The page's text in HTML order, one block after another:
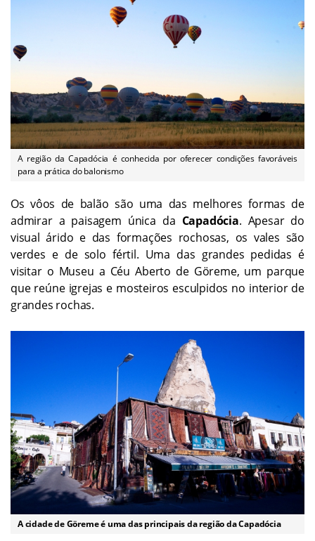
A região da Capadócia é conhecida por oferecer condições favoráveis
para a prática do balonismo
Os vôos de balão são uma das melhores formas de
admirar a paisagem única da Capadócia. Apesar do
visual árido e das formações rochosas, os vales são
verdes e de solo fértil. Uma das grandes pedidas é
visitar o Museu a Céu Aberto de Göreme, um parque
que reúne igrejas e mosteiros esculpidos no interior de
grandes rochas.
A cidade de Göreme é uma das principais da região da Capadócia